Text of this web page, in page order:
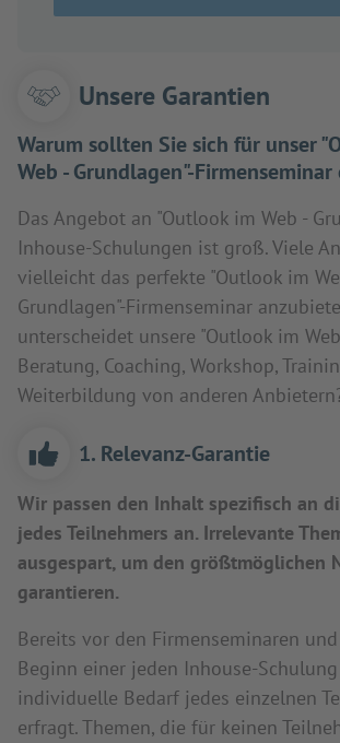
Unsere Garantien
Warum sollten Sie sich für unser
Web - Grundlagen"-
Das Angebot an "Outlook im Web -
Inhouse-Schulungen ist groß. Viele
vielleicht das perfekte "Outlook im
Grundlagen"-Firmenseminar
unterscheidet unsere "Outlook im
Beratung, Coaching, Workshop,
Weiterbildung von anderen
1. Relevanz-Garantie
Wir passen den Inhalt spezifisch an
jedes Teilnehmers an. Irrelevante
ausgespart, um den größtmöglichen
garantieren.
Bereits vor den Firmenseminaren
Beginn einer jeden Inhouse-
individuelle Bedarf jedes einzelnen
erfragt. Themen, die für keinen